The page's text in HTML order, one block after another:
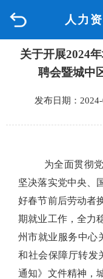
人力
品质城中
政府信息公开
互动回应
数据专题
关于开展2024
聘会暨城中
发布日期：
为全面贯彻
坚决落实党中央、
好春节前后劳动者
期就业工作，全力
州市就业服务中心
和社会保障厅转发
通知》文件精神，